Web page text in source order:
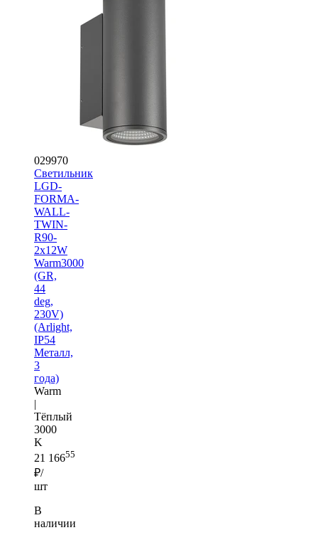
029970
Светильник
LGD-
FORMA-
WALL-
TWIN-
R90-
2x12W
Warm3000
(GR,
44
deg,
230V)
(Arlight,
IP54
Металл,
3
года)
Warm
|
Тёплый
3000
K
21 16655
₽/
шт
В
наличии